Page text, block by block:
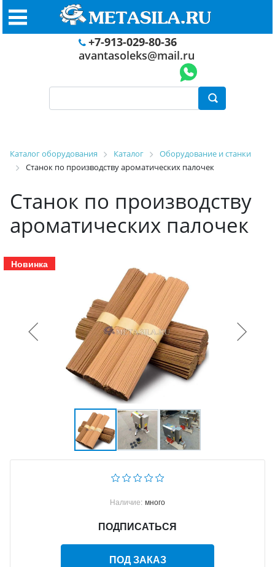
+7-913-029-80-36
avantasoleks@mail.ru
Каталог оборудования Каталог
Оборудование и станки
Станок по производству ароматических палочек
Станок по производству
ароматических палочек
Новинка
Наличие: много
ПОДПИСАТЬСЯ
ПОД ЗАКАЗ